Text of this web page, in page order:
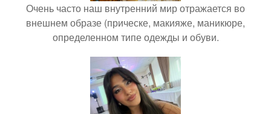
Очень часто наш внутренний мир отражается во
внешнем образе (прическе, макияже, маникюре,
определенном типе одежды и обуви.